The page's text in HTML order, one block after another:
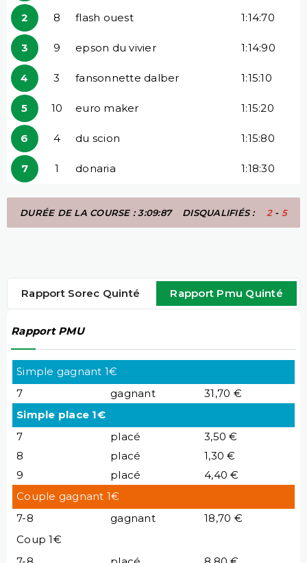
2 8 flash ouest 1:14:70
3 9 epson du vivier 1:14:90
4 3 fansonnette dalber 1:15:10
5 10 euro maker 1:15:20
6 4 du scion 1:15:80
7 1 donaria 1:18:30
DURÉE DE LA COURSE : 3:09:87 DISQUALIFIÉS : 2- 5
Rapport Sorec Quinté Rapport Pmu Quinté
Rapport PMU
Simple gagnant 1€
7
gagnant
31,70 €
Simple place 1€
7
placé
3,50 €
8
placé
1,30 €
9
placé
4,40 €
Couple gagnant 1€
7-8
gagnant
18,70 €
Coup 1€